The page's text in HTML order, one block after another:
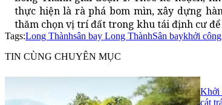
thực hiện là rà phá bom mìn, xây dựng
thăm chọn vị trí đất trong khu tái định cư
Tags:Long Thànhsân bay Long ThànhSân baykhởi công
TIN CÙNG CHUYÊN MỤC
Khởi
cát